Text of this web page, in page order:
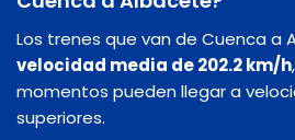
Los trenes que van de Cuenca a
velocidad media de 202.2 km/h
momentos pueden llegar a
superiores.